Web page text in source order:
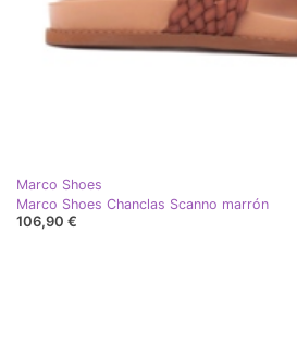
Marco Shoes
Marco Shoes Chanclas Scanno marrón
106,90 €